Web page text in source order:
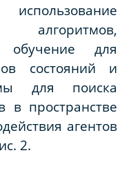
алгоритмов,
обучение для
состояний и
для поиска
в пространстве
агентов
2.